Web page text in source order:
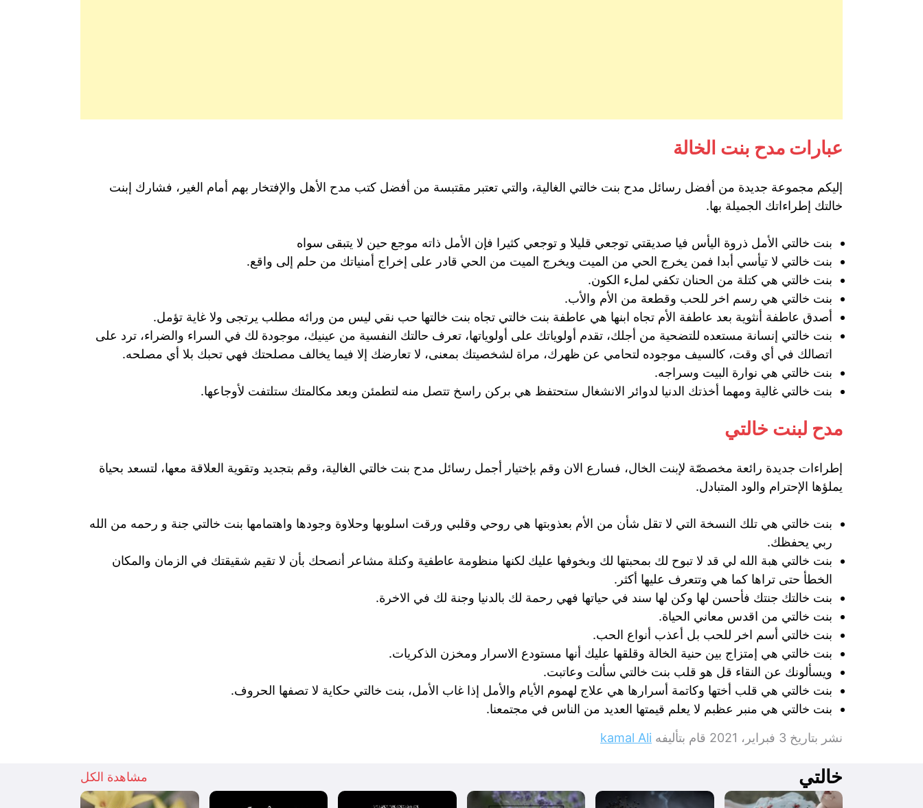
عبارات مدح بنت الخالة
إليكم مجموعة جديدة من أفضل رسائل مدح بنت خالتي الغالية، والتي تعتبر مقتبسة من أفضل كتب مدح الأهل والإفتخار بهم أمام الغير، فشارك إبنت
خالتك إطراءاتك الجميلة بها.
بنت خالتي الأمل ذروة اليأس فيا صديقتي توجعي قليلا و توجعي كثيرا فإن الأمل ذاته موجع حين لا يتبقى سواه
بنت خالتي لا تيأسي أبدا فمن يخرج الحي من الميت ويخرج الميت من الحي قادر على إخراج أمنياتك من حلم إلى واقع.
بنت خالتي هي كتلة من الحنان تكفي لملء الكون.
بنت خالتي هي رسم اخر للحب وقطعة من الأم والأب.
أصدق عاطفة أنثوية بعد عاطفة الأم تجاه ابنها هي عاطفة بنت خالتي تجاه بنت خالتها حب نقي ليس من ورائه مطلب يرتجى ولا غاية تؤمل.
بنت خالتي إنسانة مستعده للتضحية من أجلك، تقدم أولوياتك على أولوياتها، تعرف حالتك النفسية من عينيك، موجودة لك في السراء والضراء، ترد على
اتصالك في أي وقت، كالسيف موجوده لتحامي عن ظهرك، مراة لشخصيتك بمعنى، لا تعارضك إلا فيما يخالف مصلحتك فهي تحبك بلا أي مصلحه.
بنت خالتي هي نوارة البيت وسراجه.
بنت خالتي غالية ومهما أخذتك الدنيا لدوائر الانشغال ستحتفظ هي بركن راسخ تتصل منه لتطمئن وبعد مكالمتك ستلتفت لأوجاعها.
مدح لبنت خالتي
إطراءات جديدة رائعة مخصصّة لإبنت الخال، فسارع الان وقم بإختيار أجمل رسائل مدح بنت خالتي الغالية، وقم بتجديد وتقوية العلاقة معها، لتسعد بحياة
يملؤها الإحترام والود المتبادل.
بنت خالتي هي تلك النسخة التي لا تقل شأن من الأم بعذوبتها هي روحي وقلبي ورقت اسلوبها وحلاوة وجودها واهتمامها بنت خالتي جنة و رحمه من الله
ربي يحفظك.
بنت خالتي هبة الله لي قد لا تبوح لك بمحبتها لك وبخوفها عليك لكنها منظومة عاطفية وكتلة مشاعر أنصحك بأن لا تقيم شقيقتك في الزمان والمكان
الخطأ حتى تراها كما هي وتتعرف عليها أكثر.
بنت خالتك جنتك فأحسن لها وكن لها سند في حياتها فهي رحمة لك بالدنيا وجنة لك في الاخرة.
بنت خالتي من اقدس معاني الحياة.
بنت خالتي أسم اخر للحب بل أعذب أنواع الحب.
بنت خالتي هي إمتزاج بين حنية الخالة وقلقها عليك أنها مستودع الاسرار ومخزن الذكريات.
ويسألونك عن النقاء قل هو قلب بنت خالتي سألت وعاتبت.
بنت خالتي هي قلب أختها وكاتمة أسرارها هي علاج لهموم الأيام والأمل إذا غاب الأمل، بنت خالتي حكاية لا تصفها الحروف.
بنت خالتي هي منبر عظبم لا يعلم قيمتها العديد من الناس في مجتمعنا.
نشر بتاريخ 3 فبراير، 2021 قام بتأليفه kamal Ali
خالتي مشاهدة الكل